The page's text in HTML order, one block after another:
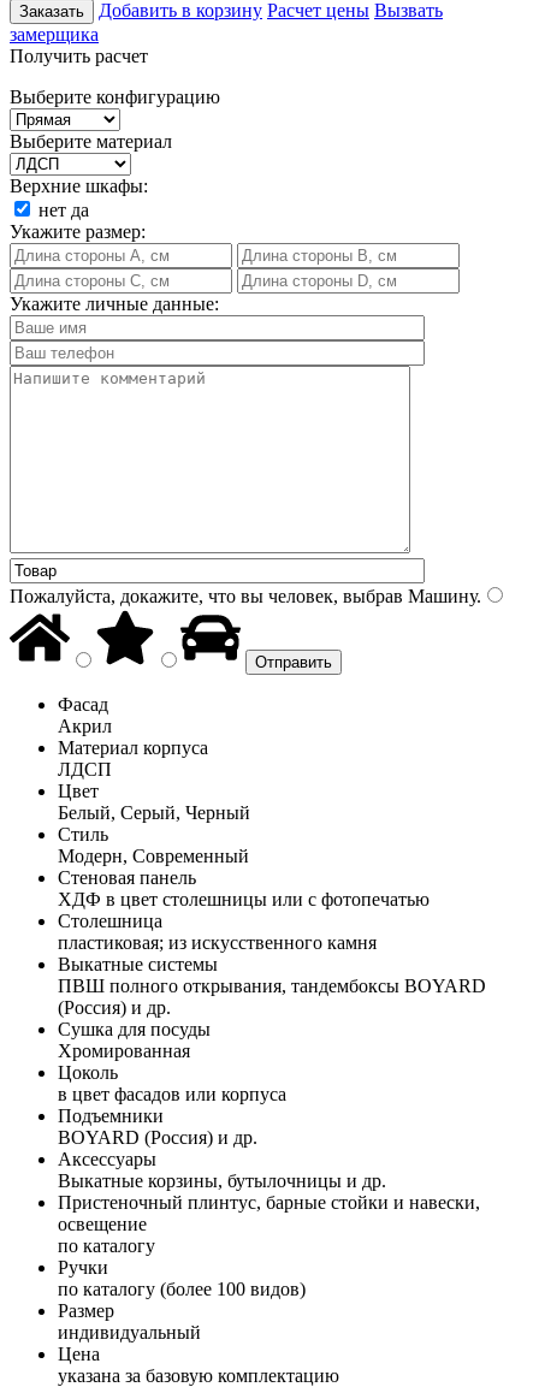
Заказать Добавить в корзину Расчет цены Вызвать
замерщика
Получить расчет
Выберите конфигурацию
Выберите материал
Верхние шкафы:
нет да
Укажите размер:
Укажите личные данные:
Пожалуйста, докажите, что вы человек, выбрав Машину.
Фасад
Акрил
Материал корпуса
ЛДСП
Цвет
Белый, Серый, Черный
Стиль
Модерн, Современный
Стеновая панель
ХДФ в цвет столешницы или с фотопечатью
Столешница
пластиковая; из искусственного камня
Выкатные системы
ПВШ полного открывания, тандембоксы BOYARD
(Россия) и др.
Сушка для посуды
Хромированная
Цоколь
в цвет фасадов или корпуса
Подъемники
BOYARD (Россия) и др.
Аксессуары
Выкатные корзины, бутылочницы и др.
Пристеночный плинтус, барные стойки и навески,
освещение
по каталогу
Ручки
по каталогу (более 100 видов)
Размер
индивидуальный
Цена
указана за базовую комплектацию